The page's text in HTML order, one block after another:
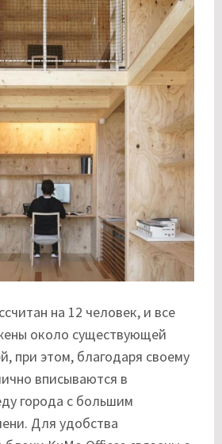
на 12 человек, и все
около существующей
при этом, благодаря своему
вписываются в
города с большим
Для удобства